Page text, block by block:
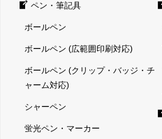
ペン・筆記具
ボールペン
ボールペン (広範囲印刷対応)
ボールペン (クリップ・バッジ・チ
ャーム対応)
シャーペン
蛍光ペン・マーカー